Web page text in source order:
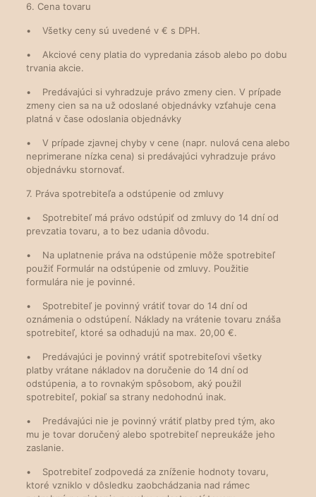
6. Cena tovaru
• Všetky ceny sú uvedené v € s DPH.
• Akciové ceny platia do vypredania zásob alebo po dobu
trvania akcie.
• Predávajúci si vyhradzuje právo zmeny cien. V prípade
zmeny cien sa na už odoslané objednávky vzťahuje cena
platná v čase odoslania objednávky
• V prípade zjavnej chyby v cene (napr. nulová cena alebo
neprimerane nízka cena) si predávajúci vyhradzuje právo
objednávku stornovať.
7. Práva spotrebiteľa a odstúpenie od zmluvy
• Spotrebiteľ má právo odstúpiť od zmluvy do 14 dní od
prevzatia tovaru, a to bez udania dôvodu.
• Na uplatnenie práva na odstúpenie môže spotrebiteľ
použiť Formulár na odstúpenie od zmluvy. Použitie
formulára nie je povinné.
• Spotrebiteľ je povinný vrátiť tovar do 14 dní od
oznámenia o odstúpení. Náklady na vrátenie tovaru znáša
spotrebiteľ, ktoré sa odhadujú na max. 20,00 €.
• Predávajúci je povinný vrátiť spotrebiteľovi všetky
platby vrátane nákladov na doručenie do 14 dní od
odstúpenia, a to rovnakým spôsobom, aký použil
spotrebiteľ, pokiaľ sa strany nedohodnú inak.
• Predávajúci nie je povinný vrátiť platby pred tým, ako
mu je tovar doručený alebo spotrebiteľ nepreukáže jeho
zaslanie.
• Spotrebiteľ zodpovedá za zníženie hodnoty tovaru,
ktoré vzniklo v dôsledku zaobchádzania nad rámec